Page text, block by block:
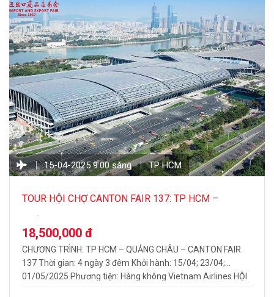
15-04-2025 9:00 sáng TP HCM
TOUR HỘI CHỢ CANTON FAIR 137: TP HCM –
18,500,000 đ
CHƯƠNG TRÌNH: TP HCM – QUẢNG CHÂU – CANTON FAIR
137 Thời gian: 4 ngày 3 đêm Khởi hành: 15/04; 23/04;
01/05/2025 Phương tiện: Hàng không Vietnam Airlines HỘI